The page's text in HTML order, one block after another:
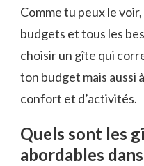
Comme tu peux le
budgets et tous les
choisir un gîte qui
ton budget mais aussi
confort et d’activités.
Quels sont les
abordables